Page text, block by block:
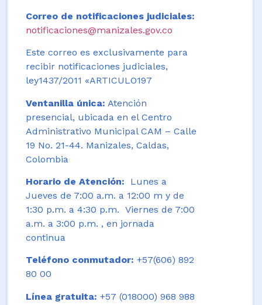
Correo de notificaciones judiciales:
notificaciones@manizales.gov.co
Este correo es exclusivamente para
recibir notificaciones judiciales,
ley1437/2011 «ARTICULO197
Ventanilla única: Atención
presencial, ubicada en el Centro
Administrativo Municipal CAM – Calle
19 No. 21-44. Manizales, Caldas,
Colombia
Horario de Atención:
Lunes a
Jueves de 7:00 a.m. a 12:00 m y de
1:30 p.m. a 4:30 p.m. Viernes de 7:00
a.m. a 3:00 p.m. , en jornada
continua
Teléfono conmutador: +57(606) 892
80 00
Línea gratuita: +57 (018000) 968 988